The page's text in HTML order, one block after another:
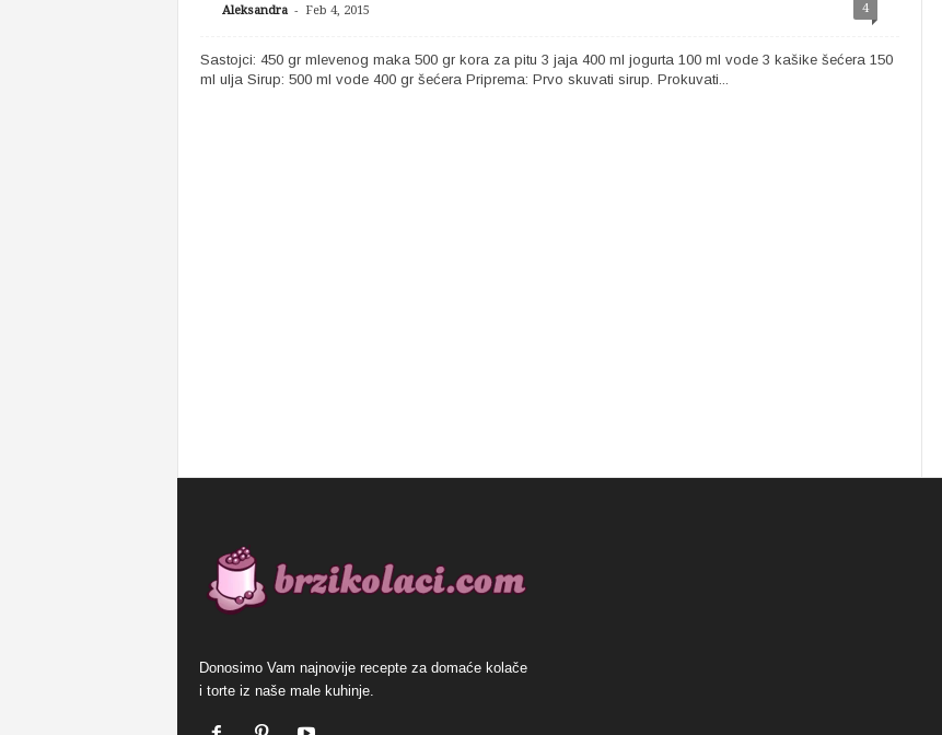
Aleksandra - Feb 4, 2015 4
Sastojci: 450 gr mlevenog maka 500 gr kora za pitu 3 jaja 400 ml jogurta 100 ml vode 3 kašike šećera 150
ml ulja Sirup: 500 ml vode 400 gr šećera Priprema: Prvo skuvati sirup. Prokuvati...
Donosimo Vam najnovije recepte za domaće kolače
i torte iz naše male kuhinje.